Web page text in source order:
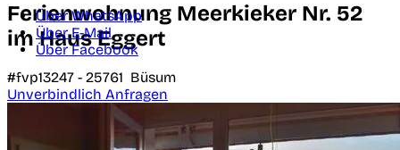
Über WhatsApp
Über E-Mail
Über Facebook
Ferienwohnung Meerkieker Nr. 52
im Haus Eggert
#fvp13247 - 25761 Büsum
Unverbindlich Anfragen